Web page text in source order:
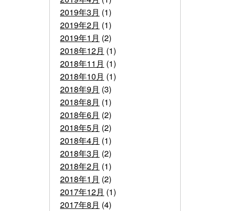
2019年3月 (1)
2019年2月 (1)
2019年1月 (2)
2018年12月 (1)
2018年11月 (1)
2018年10月 (1)
2018年9月 (3)
2018年8月 (1)
2018年6月 (2)
2018年5月 (2)
2018年4月 (1)
2018年3月 (2)
2018年2月 (1)
2018年1月 (2)
2017年12月 (1)
2017年8月 (4)